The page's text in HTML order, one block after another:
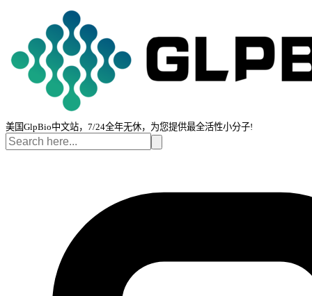
美国GlpBio中文站，7/24全年无休，为您提供最全活性小分子!